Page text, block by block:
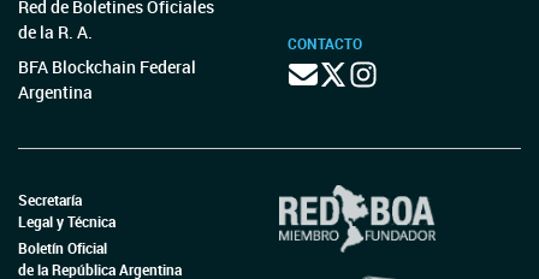
Red de Boletines Oficiales
de la R. A.
BFA Blockchain Federal
Argentina
CONTACTO
Secretaría
Legal y Técnica
Boletín Oficial
de la República Argentina